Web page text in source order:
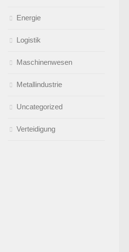
Energie
Logistik
Maschinenwesen
Metallindustrie
Uncategorized
Verteidigung